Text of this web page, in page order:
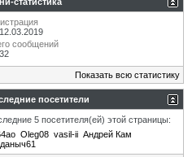
12.03.2019
сообщений
32
Показать всю статистику
посетители
5 посетителя(ей) этой страницы:
Oleg08 vasil-ii Андрей Кам